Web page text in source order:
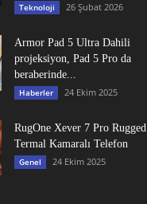
Teknoloji 26 Şubat 2026
Armor Pad 5 Ultra Dahili
projeksiyon, Pad 5 Pro da
beraberinde...
Haberler 24 Ekim 2025
RugOne Xever 7 Pro Rugged
Termal Kamaralı Telefon
Genel 24 Ekim 2025